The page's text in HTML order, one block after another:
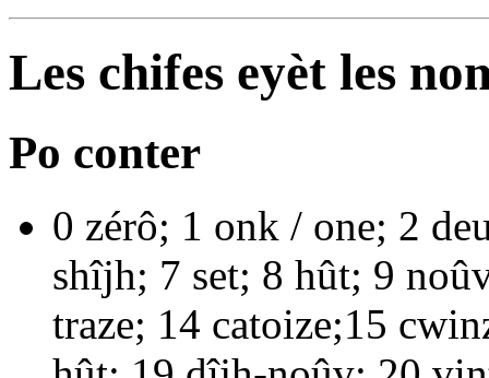
Les chifes eyèt les
Po conter
0 zérô; 1 onk / one; 2
shîjh; 7 set; 8 hût; 9
traze; 14 catoize;15